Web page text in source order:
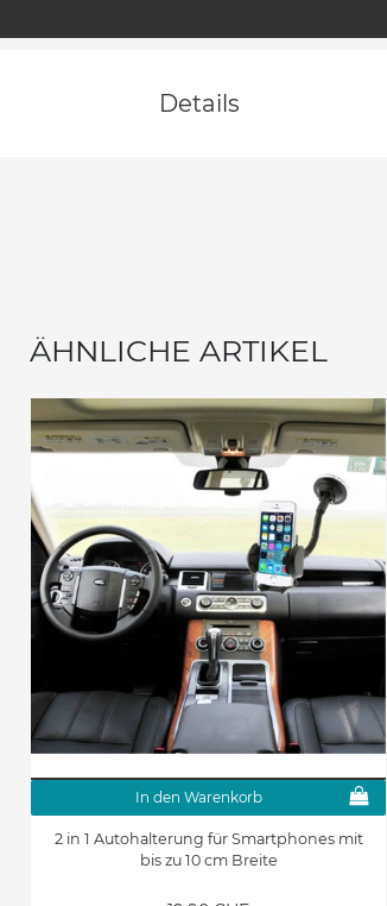
Details
ÄHNLICHE ARTIKEL
In den Warenkorb
2 in 1 Autohalterung für Smartphones mit
bis zu 10 cm Breite